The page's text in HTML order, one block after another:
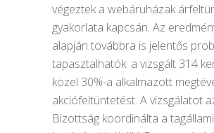
végeztek a webáruházak
gyakorlata kapcsán. Az
alapján továbbra is jelentős
tapasztalhatók: a vizsgált 314
közel 30%-a alkalmazott
akciófeltüntetést. A vizsgálatot
Bizottság koordinálta a tagállami